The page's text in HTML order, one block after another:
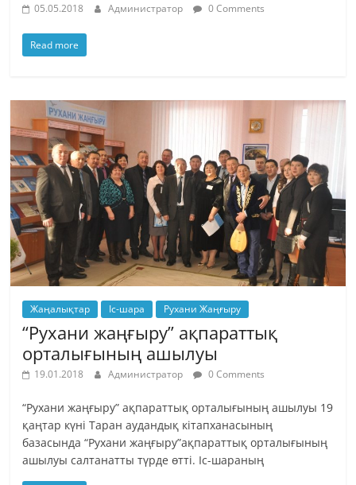
05.05.2018 Администратор 0 Comments
Read more
Жаңалықтар Іс-шара Рухани Жаңғыру
“Рухани жаңғыру” ақпараттық
орталығының ашылуы
19.01.2018 Администратор 0 Comments
“Рухани жаңғыру” ақпараттық орталығының ашылуы 19
қаңтар күні Таран аудандық кітапханасының
базасында “Рухани жаңғыру”ақпараттық орталығының
ашылуы салтанатты түрде өтті. Іс-шараның